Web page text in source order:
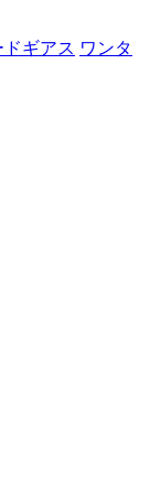
ギアス ワンタ